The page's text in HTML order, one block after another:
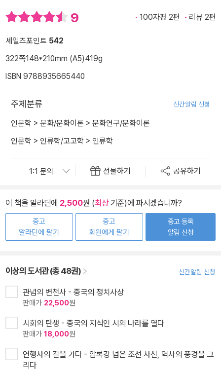
9 100자평 2편 리뷰 2편
세일즈포인트 542
322쪽148*210mm (A5)419g
ISBN 9788935665440
주제분류 신간알림 신청
인문학 > 문화/문화이론 > 문화연구/문화이론
인문학 > 인류학/고고학 > 인류학
선물하기 공유하기
이 책을 알라딘에 2,500원 (최상기준)에 파시겠습니까?
중고
알라딘에 팔기
중고
회원에게 팔기
중고 등록
알림 신청
이상의 도서관 (총 48권) 신간알림 신청
관념의 변천사 - 중국의 정치사상
판매가 22,500원
시회의 탄생 - 중국의 지식인 시의 나라를 열다
판매가 18,000원
연행사의 길을 가다 - 압록강 넘은 조선 사신, 역사의 풍경을 그
리다